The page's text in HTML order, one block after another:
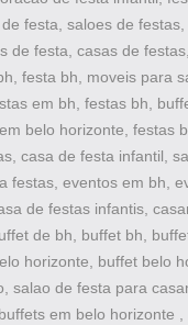
festa, saloes de
de festa, casas de
festa bh, moveis para
em bh, festas bh,
belo horizonte, festas
casa de festa infantil,
festas, eventos em bh,
de festas infantis,
de bh, buffet bh,
horizonte, buffet belo
salao de festa para
em belo horizonte